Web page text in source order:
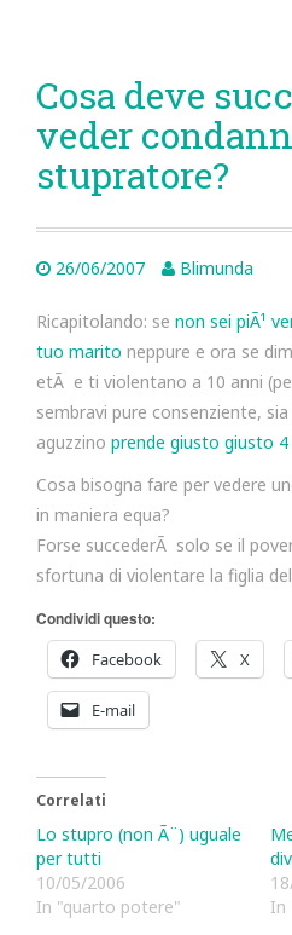
Cosa deve
veder
stupratore?
26/06/2007 Blimunda
Ricapitolando: se non sei piÃ¹
tuo marito neppure e ora se
etÃ e ti violentano a 10 anni
sembravi pure consenziente,
aguzzino prende giusto giusto 4
Cosa bisogna fare per vedere
in maniera equa?
Forse succederÃ solo se il
sfortuna di violentare la figlia
Condividi questo:
Facebook
X
E-mail
Correlati
Lo stupro (non Ã¨) uguale
per tutti
10/05/2006
In "quarto potere"
In